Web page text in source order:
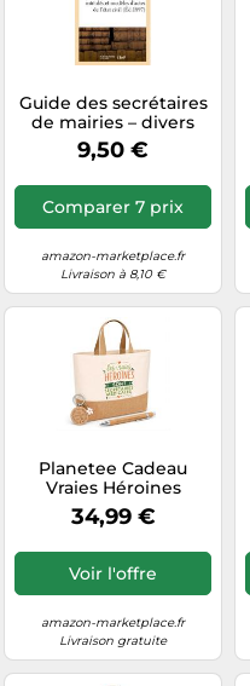
Guide des secrétaires
de mairies – divers
intitulés et modèles
d'actes d'état civil –
9,50 €
Comparer 7 prix
amazon-marketplace.fr
Livraison à 8,10 €
Planetee Cadeau
Vraies Héroines
Secrétaires médicales
| Coffret Kit
Femme Sac en Jute
avec Porte-clés et
34,99 €
Voir l'offre
amazon-marketplace.fr
Livraison gratuite